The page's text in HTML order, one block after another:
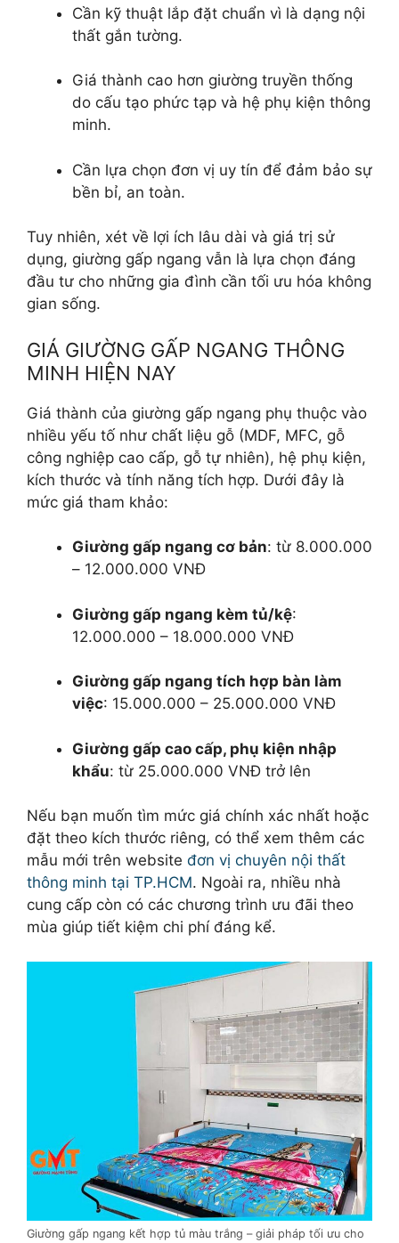
Cần kỹ thuật lắp đặt chuẩn vì là dạng nội
thất gắn tường.
Giá thành cao hơn giường truyền thống
do cấu tạo phức tạp và hệ phụ kiện thông
minh.
Cần lựa chọn đơn vị uy tín để đảm bảo sự
bền bỉ, an toàn.
Tuy nhiên, xét về lợi ích lâu dài và giá trị sử
dụng, giường gấp ngang vẫn là lựa chọn đáng
đầu tư cho những gia đình cần tối ưu hóa không
gian sống.
GIÁ GIƯỜNG GẤP NGANG THÔNG
MINH HIỆN NAY
Giá thành của giường gấp ngang phụ thuộc vào
nhiều yếu tố như chất liệu gỗ (MDF, MFC, gỗ
công nghiệp cao cấp, gỗ tự nhiên), hệ phụ kiện,
kích thước và tính năng tích hợp. Dưới đây là
mức giá tham khảo:
Giường gấp ngang cơ bản: từ 8.000.000
– 12.000.000 VNĐ
Giường gấp ngang kèm tủ/kệ:
12.000.000 – 18.000.000 VNĐ
Giường gấp ngang tích hợp bàn làm
việc: 15.000.000 – 25.000.000 VNĐ
Giường gấp cao cấp, phụ kiện nhập
khẩu: từ 25.000.000 VNĐ trở lên
Nếu bạn muốn tìm mức giá chính xác nhất hoặc
đặt theo kích thước riêng, có thể xem thêm các
mẫu mới trên website đơn vị chuyên nội thất
thông minh tại TP.HCM. Ngoài ra, nhiều nhà
cung cấp còn có các chương trình ưu đãi theo
mùa giúp tiết kiệm chi phí đáng kể.
Giường gấp ngang kết hợp tủ màu trắng – giải pháp tối ưu cho